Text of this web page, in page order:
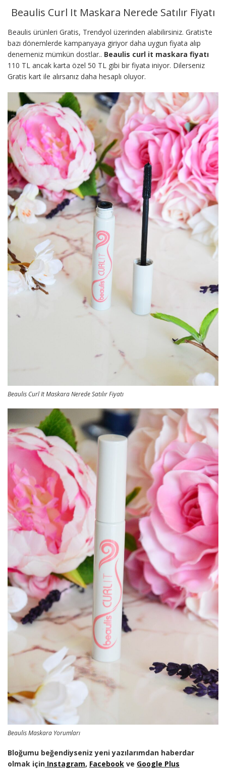
Beaulis Curl It Maskara Nerede Satılır Fiyatı
Beaulis ürünleri Gratis, Trendyol üzerinden alabilirsiniz. Gratis’te
bazı dönemlerde kampanyaya giriyor daha uygun fiyata alıp
denemeniz mümkün dostlar.. Beaulis curl it maskara fiyatı
110 TL ancak karta özel 50 TL gibi bir fiyata iniyor. Dilerseniz
Gratis kart ile alırsanız daha hesaplı oluyor.
Beaulis Curl It Maskara Nerede Satılır Fiyatı
Beaulis Maskara Yorumları
Bloğumu beğendiyseniz yeni yazılarımdan haberdar
olmak için Instagram, Facebook ve Google Plus